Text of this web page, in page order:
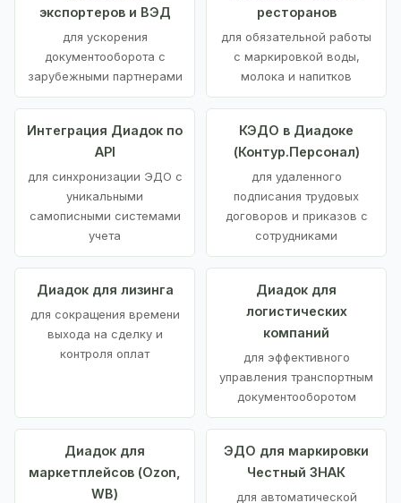
экспортеров и ВЭД
для ускорения
документооборота с
зарубежными партнерами
ресторанов
для обязательной работы
с маркировкой воды,
молока и напитков
Интеграция Диадок по
API
для синхронизации ЭДО с
уникальными
самописными системами
учета
КЭДО в Диадоке
(Контур.Персонал)
для удаленного
подписания трудовых
договоров и приказов с
сотрудниками
Диадок для лизинга
для сокращения времени
выхода на сделку и
контроля оплат
Диадок для
логистических
компаний
для эффективного
управления транспортным
документооборотом
Диадок для
маркетплейсов (Ozon,
WB)
ЭДО для маркировки
Честный ЗНАК
для автоматической